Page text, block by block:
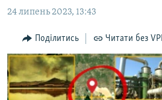
ВСЕ ЗА ДЕНЬ
СПЕЦПРОЕКТИ
ДЕПОРТАЦІЯ
ВІДЕОУРОКИ «ELIFBE»
ЯК ОБІЙТИ БЛОКУВАННЯ
Русский
24 липень 2023, 13:43
Поділитись Читати без